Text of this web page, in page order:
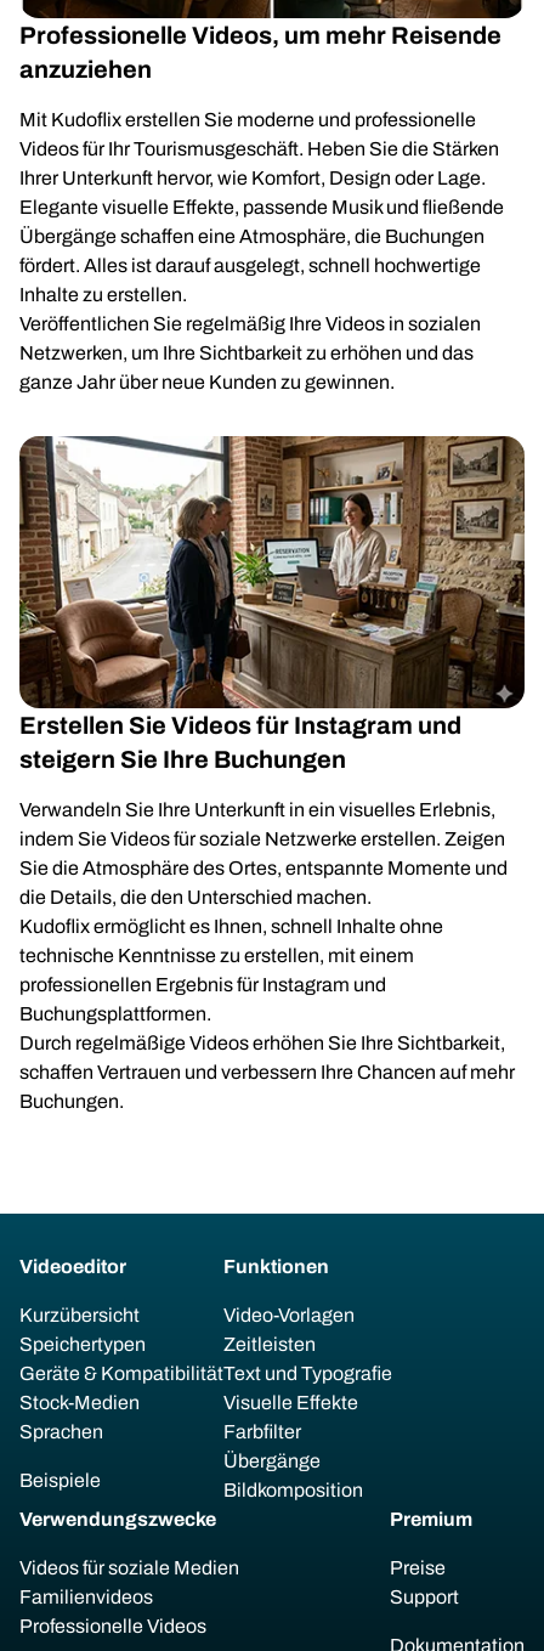
Professionelle Videos, um mehr Reisende
anzuziehen
Mit Kudoflix erstellen Sie moderne und professionelle
Videos für Ihr Tourismusgeschäft. Heben Sie die Stärken
Ihrer Unterkunft hervor, wie Komfort, Design oder Lage.
Elegante visuelle Effekte, passende Musik und fließende
Übergänge schaffen eine Atmosphäre, die Buchungen
fördert. Alles ist darauf ausgelegt, schnell hochwertige
Inhalte zu erstellen.
Veröffentlichen Sie regelmäßig Ihre Videos in sozialen
Netzwerken, um Ihre Sichtbarkeit zu erhöhen und das
ganze Jahr über neue Kunden zu gewinnen.
Erstellen Sie Videos für Instagram und
steigern Sie Ihre Buchungen
Verwandeln Sie Ihre Unterkunft in ein visuelles Erlebnis,
indem Sie Videos für soziale Netzwerke erstellen. Zeigen
Sie die Atmosphäre des Ortes, entspannte Momente und
die Details, die den Unterschied machen.
Kudoflix ermöglicht es Ihnen, schnell Inhalte ohne
technische Kenntnisse zu erstellen, mit einem
professionellen Ergebnis für Instagram und
Buchungsplattformen.
Durch regelmäßige Videos erhöhen Sie Ihre Sichtbarkeit,
schaffen Vertrauen und verbessern Ihre Chancen auf mehr
Buchungen.
Videoeditor
Kurzübersicht
Speichertypen
Geräte & Kompatibilität
Stock-Medien
Sprachen
Beispiele
Funktionen
Video-Vorlagen
Zeitleisten
Text und Typografie
Visuelle Effekte
Farbfilter
Übergänge
Bildkomposition
Verwendungszwecke
Videos für soziale Medien
Familienvideos
Professionelle Videos
Premium
Preise
Support
Dokumentation